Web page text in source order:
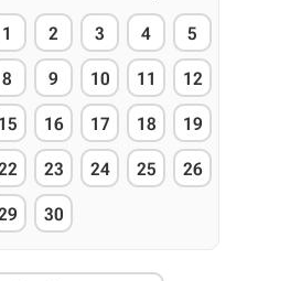
1 2 3 4 5
8 9 10 11 12
15 16 17 18 19
23 24 25 26
30